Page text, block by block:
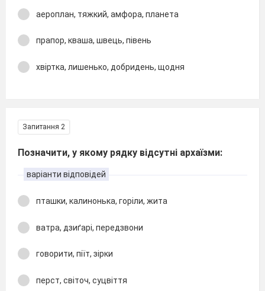
аероплан, тяжкий, амфора, планета
прапор, кваша, швець, півень
хвіртка, лишенько, добридень, щодня
Запитання 2
Позначити, у якому рядку відсутні архаїзми:
варіанти відповідей
пташки, калинонька, горіли, жита
ватра, дзиґарі, передзвони
говорити, піїт, зірки
перст, світоч, суцвіття